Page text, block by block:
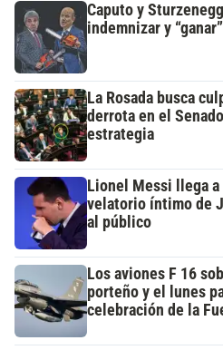
Caputo y
indemnizar y
La Rosada busca
derrota en el
estrategia
Lionel Messi llega
velatorio íntimo de
al público
Los aviones F 16
porteño y el lunes
celebración de la